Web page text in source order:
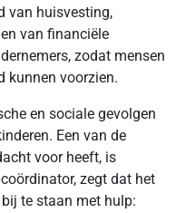
van huisvesting,
van financiële
zodat mensen
kunnen voorzien.
en sociale gevolgen
Een van de
voor heeft, is
zegt dat het
te staan met hulp: